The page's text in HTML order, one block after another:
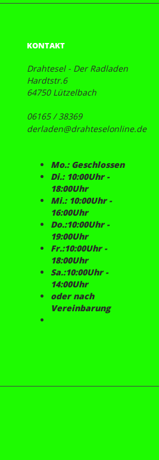
KONTAKT
Drahtesel - Der Radladen
Hardtstr.6
64750 Lützelbach
06165 / 38369
derladen@drahteselonline.de
Mo.: Geschlossen
Di.: 10:00Uhr -
18:00Uhr
Mi.: 10:00Uhr -
16:00Uhr
Do.:10:00Uhr -
19:00Uhr
Fr.:10:00Uhr -
18:00Uhr
Sa.:10:00Uhr -
14:00Uhr
oder nach
Vereinbarung